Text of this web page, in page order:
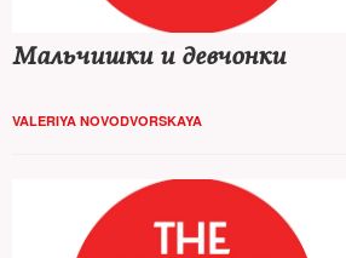
Мальчишки и девчонки
VALERIYA NOVODVORSKAYA